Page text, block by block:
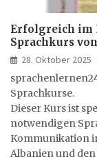
Erfolgreich im
Sprachkurs
28. Oktober 2025
Sprachkurse.
Dieser Kurs ist
notwendigen
Kommunikation
Albanien und